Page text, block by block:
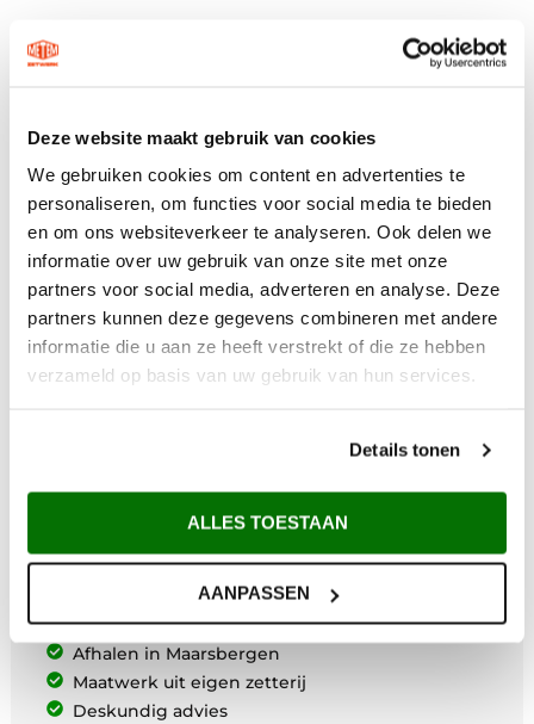
Deze website maakt gebruik van cookies
We gebruiken cookies om content en advertenties te
personaliseren, om functies voor social media te bieden
en om ons websiteverkeer te analyseren. Ook delen we
informatie over uw gebruik van onze site met onze
partners voor social media, adverteren en analyse. Deze
partners kunnen deze gegevens combineren met andere
informatie die u aan ze heeft verstrekt of die ze hebben
verzameld op basis van uw gebruik van hun services.
Details tonen
ALLES TOESTAAN
AANPASSEN
Waarom Metem Zetwerk?
Voor 12:00 uur besteld vandaag verzonden*
Gratis verzending vanaf €200,-
Afhalen in Maarsbergen
Maatwerk uit eigen zetterij
Deskundig advies